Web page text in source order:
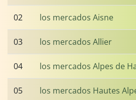
02 los mercados Aisne
03 los mercados Allier
04 los mercados Alpes de
05 los mercados Hautes